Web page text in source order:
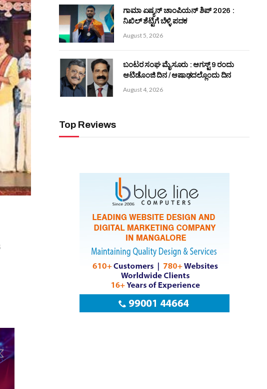
ಗಾಮಾ ಏಷ್ಯನ್ ಚಾಂಪಿಯನ್‌ ಶಿಪ್‌ 2026 :
ನಿಖಿಲ್ ಶೆಟ್ಟಿಗೆ ಬೆಳ್ಳಿ ಪದಕ
August 5, 2026
ಬಂಟರ ಸಂಘ ಮೈಸೂರು : ಆಗಸ್ಟ್ 9 ರಂದು
ಆಟಿಡೊಂಜಿ ದಿನ / ಆಷಾಢದಲ್ಲೊಂದು ದಿನ
August 4, 2026
Top Reviews